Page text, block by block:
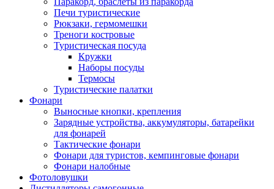
Печи туристические
Рюкзаки, гермомешки
Треноги костровые
Туристическая посуда
Кружки
Наборы посуды
Термосы
Туристические палатки
Фонари
Выносные кнопки, крепления
Зарядные устройства, аккумуляторы, батарейки
для фонарей
Тактические фонари
Фонари для туристов, кемпинговые фонари
Фонари налобные
Фотоловушки